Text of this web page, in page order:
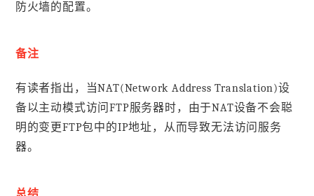
防火墙的配置。
备注
有读者指出，当NAT(Network Address Translation)设
备以主动模式访问FTP服务器时，由于NAT设备不会聪
明的变更FTP包中的IP地址，从而导致无法访问服务
器。